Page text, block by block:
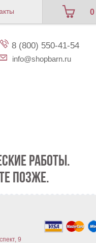
0
8 (800) 550-41-54
info@shopbarn.ru
РАБОТЫ.
ПОЗЖЕ.
9